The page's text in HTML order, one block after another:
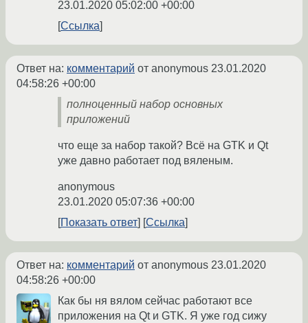
23.01.2020 05:02:00 +00:00
Ссылка
Ответ на: комментарий от anonymous 23.01.2020
04:58:26 +00:00
полноценный набор основных
приложений
что еще за набор такой? Всё на GTK и Qt
уже давно работает под вяленым.
anonymous
23.01.2020 05:07:36 +00:00
Показать ответ
Ссылка
Ответ на: комментарий от anonymous 23.01.2020
04:58:26 +00:00
Как бы ня вялом сейчас работают все
приложения на Qt и GTK. Я уже год сижу